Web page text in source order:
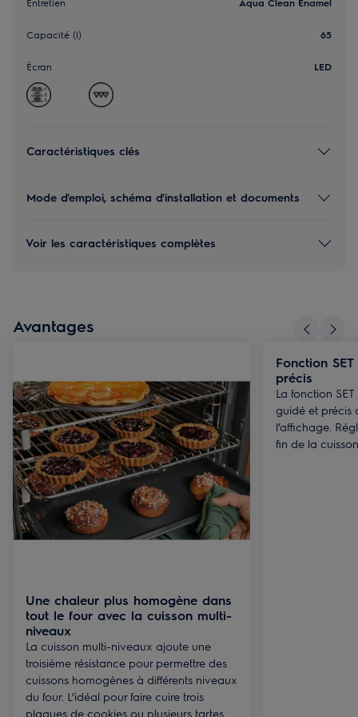
Capacité (l) 65
Écran LED
Caractéristiques clés
Mode d'emploi, schéma d'installation et documents
Voir les caractéristiques complètes
Avantages
Une chaleur plus homogène dans
tout le four avec la cuisson multi-
niveaux
La cuisson multi-niveaux ajoute une
troisième résistance pour permettre des
cuissons homogènes à différents niveaux
du four. L’idéal pour faire cuire trois
plaques de cookies ou plusieurs tartes
Fonction
précis
La fonction
guidé et précis
l’affichage.
fin de la